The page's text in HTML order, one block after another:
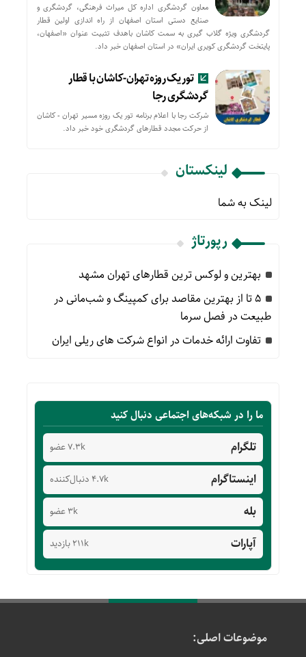
معاون گردشگری اداره کل میراث فرهنگی، گردشگری و
صنایع دستی استان اصفهان از راه اندازی اولین قطار
گردشگری ویژه گلاب گیری به سمت کاشان باهدف تثبیت عنوان «اصفهان،
پایتخت گردشگری کویری ایران» در استان اصفهان خبر داد.
تور یک روزه تهران-کاشان با قطار
گردشگری رجا
شرکت رجا با اعلام برنامه تور یک روزه مسیر تهران - کاشان
از حركت مجدد قطارهای گردشگری خود خبر داد.
لینکستان
لینک به شما
رپورتاژ
بهترین و لوکس ترین قطارهای تهران مشهد
۵ تا از بهترین مقاصد برای کمپینگ و شب‌مانی در
طبیعت در فصل سرما
تفاوت ارائه خدمات در انواع شرکت های ریلی ایران
ما را در شبکه‌های اجتماعی دنبال کنید
تلگرام 7.3k عضو
اینستاگرام 4.7k دنبال‌کننده
بله 3k عضو
آپارات 211k بازدید
موضوعات اصلی: